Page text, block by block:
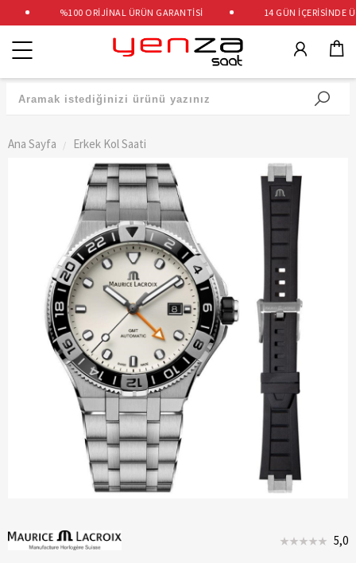
%100 ORİJİNAL ÜRÜN GARANTİSİ 14 GÜN İÇERİSİNDE
Kategoriler
Ana Sayfa Erkek Kol Saati
5,0